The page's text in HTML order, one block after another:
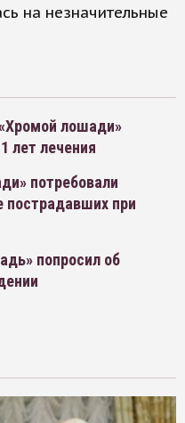
на незначительные
лошади»
лет лечения
потребовали
пострадавших при
попросил об